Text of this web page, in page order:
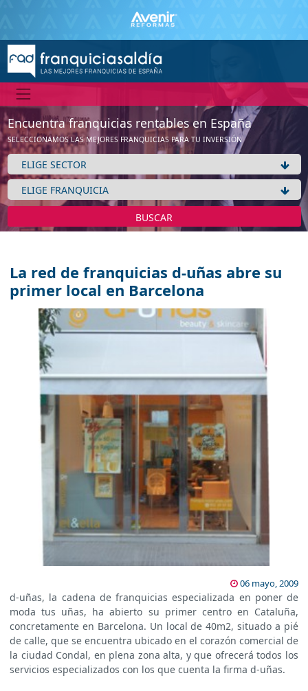
Encuentra franquicias rentables en España
SELECCIONAMOS LAS MEJORES FRANQUICIAS PARA TU INVERSIÓN
BUSCAR
La red de franquicias d-uñas abre su
primer local en Barcelona
06 mayo, 2009
d-uñas, la cadena de franquicias especializada en poner de
moda tus uñas, ha abierto su primer centro en Cataluña,
concretamente en Barcelona. Un local de 40m2, situado a pié
de calle, que se encuentra ubicado en el corazón comercial de
la ciudad Condal, en plena zona alta, y que ofrecerá todos los
servicios especializados con los que cuenta la firma d-uñas.